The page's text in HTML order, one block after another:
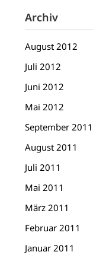
Archiv
August 2012
Juli 2012
Juni 2012
Mai 2012
September 2011
August 2011
Juli 2011
Mai 2011
März 2011
Februar 2011
Januar 2011